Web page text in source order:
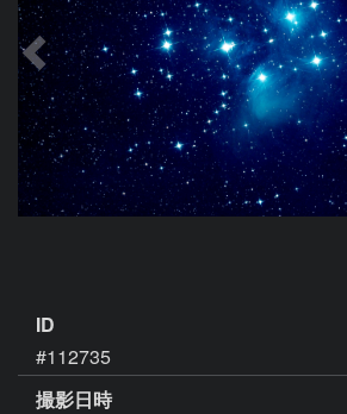
ID
#112735
撮影日時